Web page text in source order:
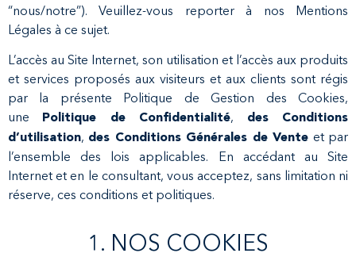
“nous/notre”). Veuillez-vous reporter à nos Mentions
Légales à ce sujet.
L’accès au Site Internet, son utilisation et l’accès aux produits
et services proposés aux visiteurs et aux clients sont régis
par la présente Politique de Gestion des Cookies,
une
Politique de Confidentialité,
des Conditions
d’utilisation, des Conditions Générales de Vente et par
l’ensemble des lois applicables. En accédant au Site
Internet et en le consultant, vous acceptez, sans limitation ni
réserve, ces conditions et politiques.
1. NOS COOKIES